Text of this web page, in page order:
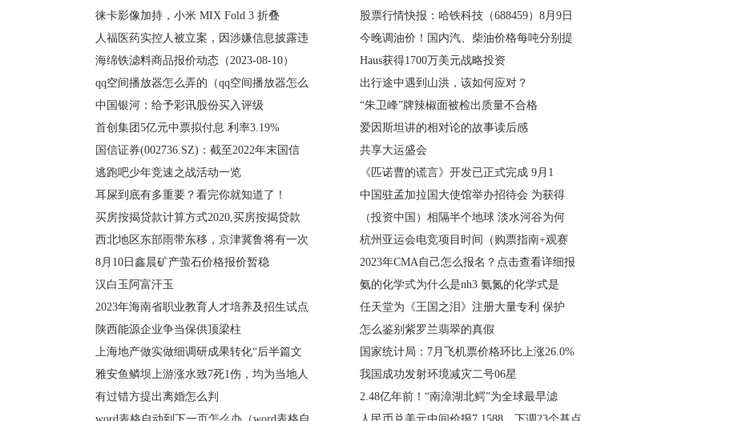
徕卡影像加持，小米 MIX Fold 3 折叠
人福医药实控人被立案，因涉嫌信息披露违
海绵铁滤料商品报价动态（2023-08-10）
qq空间播放器怎么弄的（qq空间播放器怎么
中国银河：给予彩讯股份买入评级
首创集团5亿元中票拟付息 利率3.19%
国信证券(002736.SZ)：截至2022年末国信
逃跑吧少年竞速之战活动一览
耳屎到底有多重要？看完你就知道了！
买房按揭贷款计算方式2020,买房按揭贷款
西北地区东部雨带东移，京津冀鲁将有一次
8月10日鑫晨矿产萤石价格报价暂稳
汉白玉阿富汗玉
2023年海南省职业教育人才培养及招生试点
陕西能源企业争当保供顶梁柱
上海地产做实做细调研成果转化“后半篇文
雅安鱼鳞坝上游涨水致7死1伤，均为当地人
有过错方提出离婚怎么判
股票行情快报：哈铁科技（688459）8月9日
今晚调油价！国内汽、柴油价格每吨分别提
Haus获得1700万美元战略投资
出行途中遇到山洪，该如何应对？
“朱卫峰”牌辣椒面被检出质量不合格
爱因斯坦讲的相对论的故事读后感
共享大运盛会
《匹诺曹的谎言》开发已正式完成 9月1
中国驻孟加拉国大使馆举办招待会 为获得
（投资中国）相隔半个地球 淡水河谷为何
杭州亚运会电竞项目时间（购票指南+观赛
2023年CMA自己怎么报名？点击查看详细报
氨的化学式为什么是nh3 氨氮的化学式是
任天堂为《王国之泪》注册大量专利 保护
怎么鉴别紫罗兰翡翠的真假
国家统计局：7月飞机票价格环比上涨26.0%
我国成功发射环境减灾二号06星
2.48亿年前！“南漳湖北鳄”为全球最早滤